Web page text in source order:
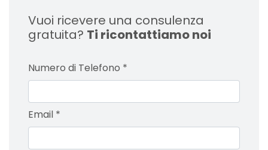
Vuoi ricevere una consulenza
gratuita? Ti ricontattiamo noi
Numero di Telefono *
Email *